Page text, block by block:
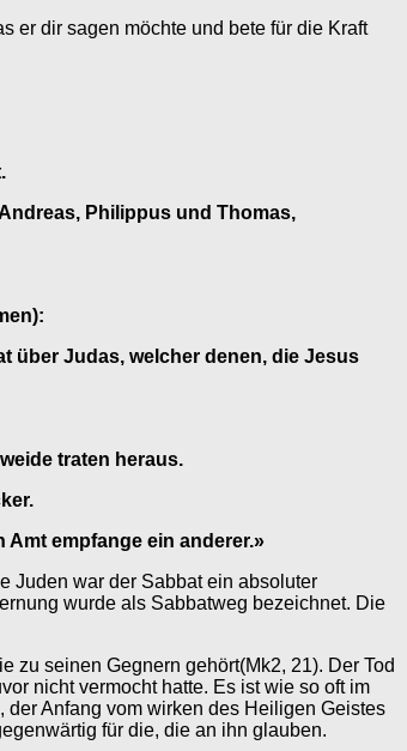
er dir sagen möchte und bete für die Kraft
Philippus und Thomas,
über Judas, welcher denen, die Jesus
traten heraus.
empfange ein anderer.»
Juden war der Sabbat ein absoluter
wurde als Sabbatweg bezeichnet. Die
zu seinen Gegnern gehört(Mk2, 21). Der Tod
nicht vermocht hatte. Es ist wie so oft im
Anfang vom wirken des Heiligen Geistes
für die, die an ihn glauben.